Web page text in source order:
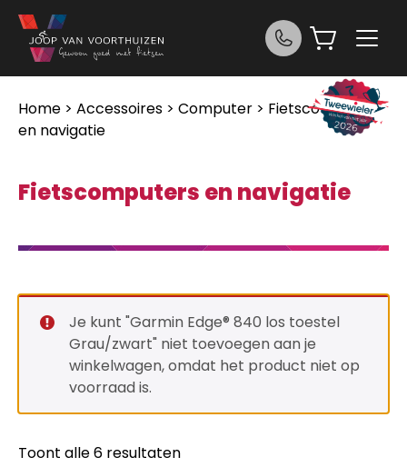
Ga naar de inhoud
Home > Accessoires > Computer > Fietscomputers
en navigatie
Fietscomputers en navigatie
Je kunt "Garmin Edge® 840 los toestel
Grau/zwart" niet toevoegen aan je
winkelwagen, omdat het product niet op
voorraad is.
Toont alle 6 resultaten